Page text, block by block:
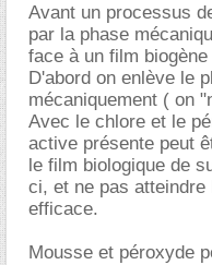
Avant un processus
par la phase
face à un film
D'abord on enlève le
mécaniquement ( on
Avec le chlore et le
active présente peut
le film biologique de
ci, et ne pas
efficace.
Mousse et péroxyde